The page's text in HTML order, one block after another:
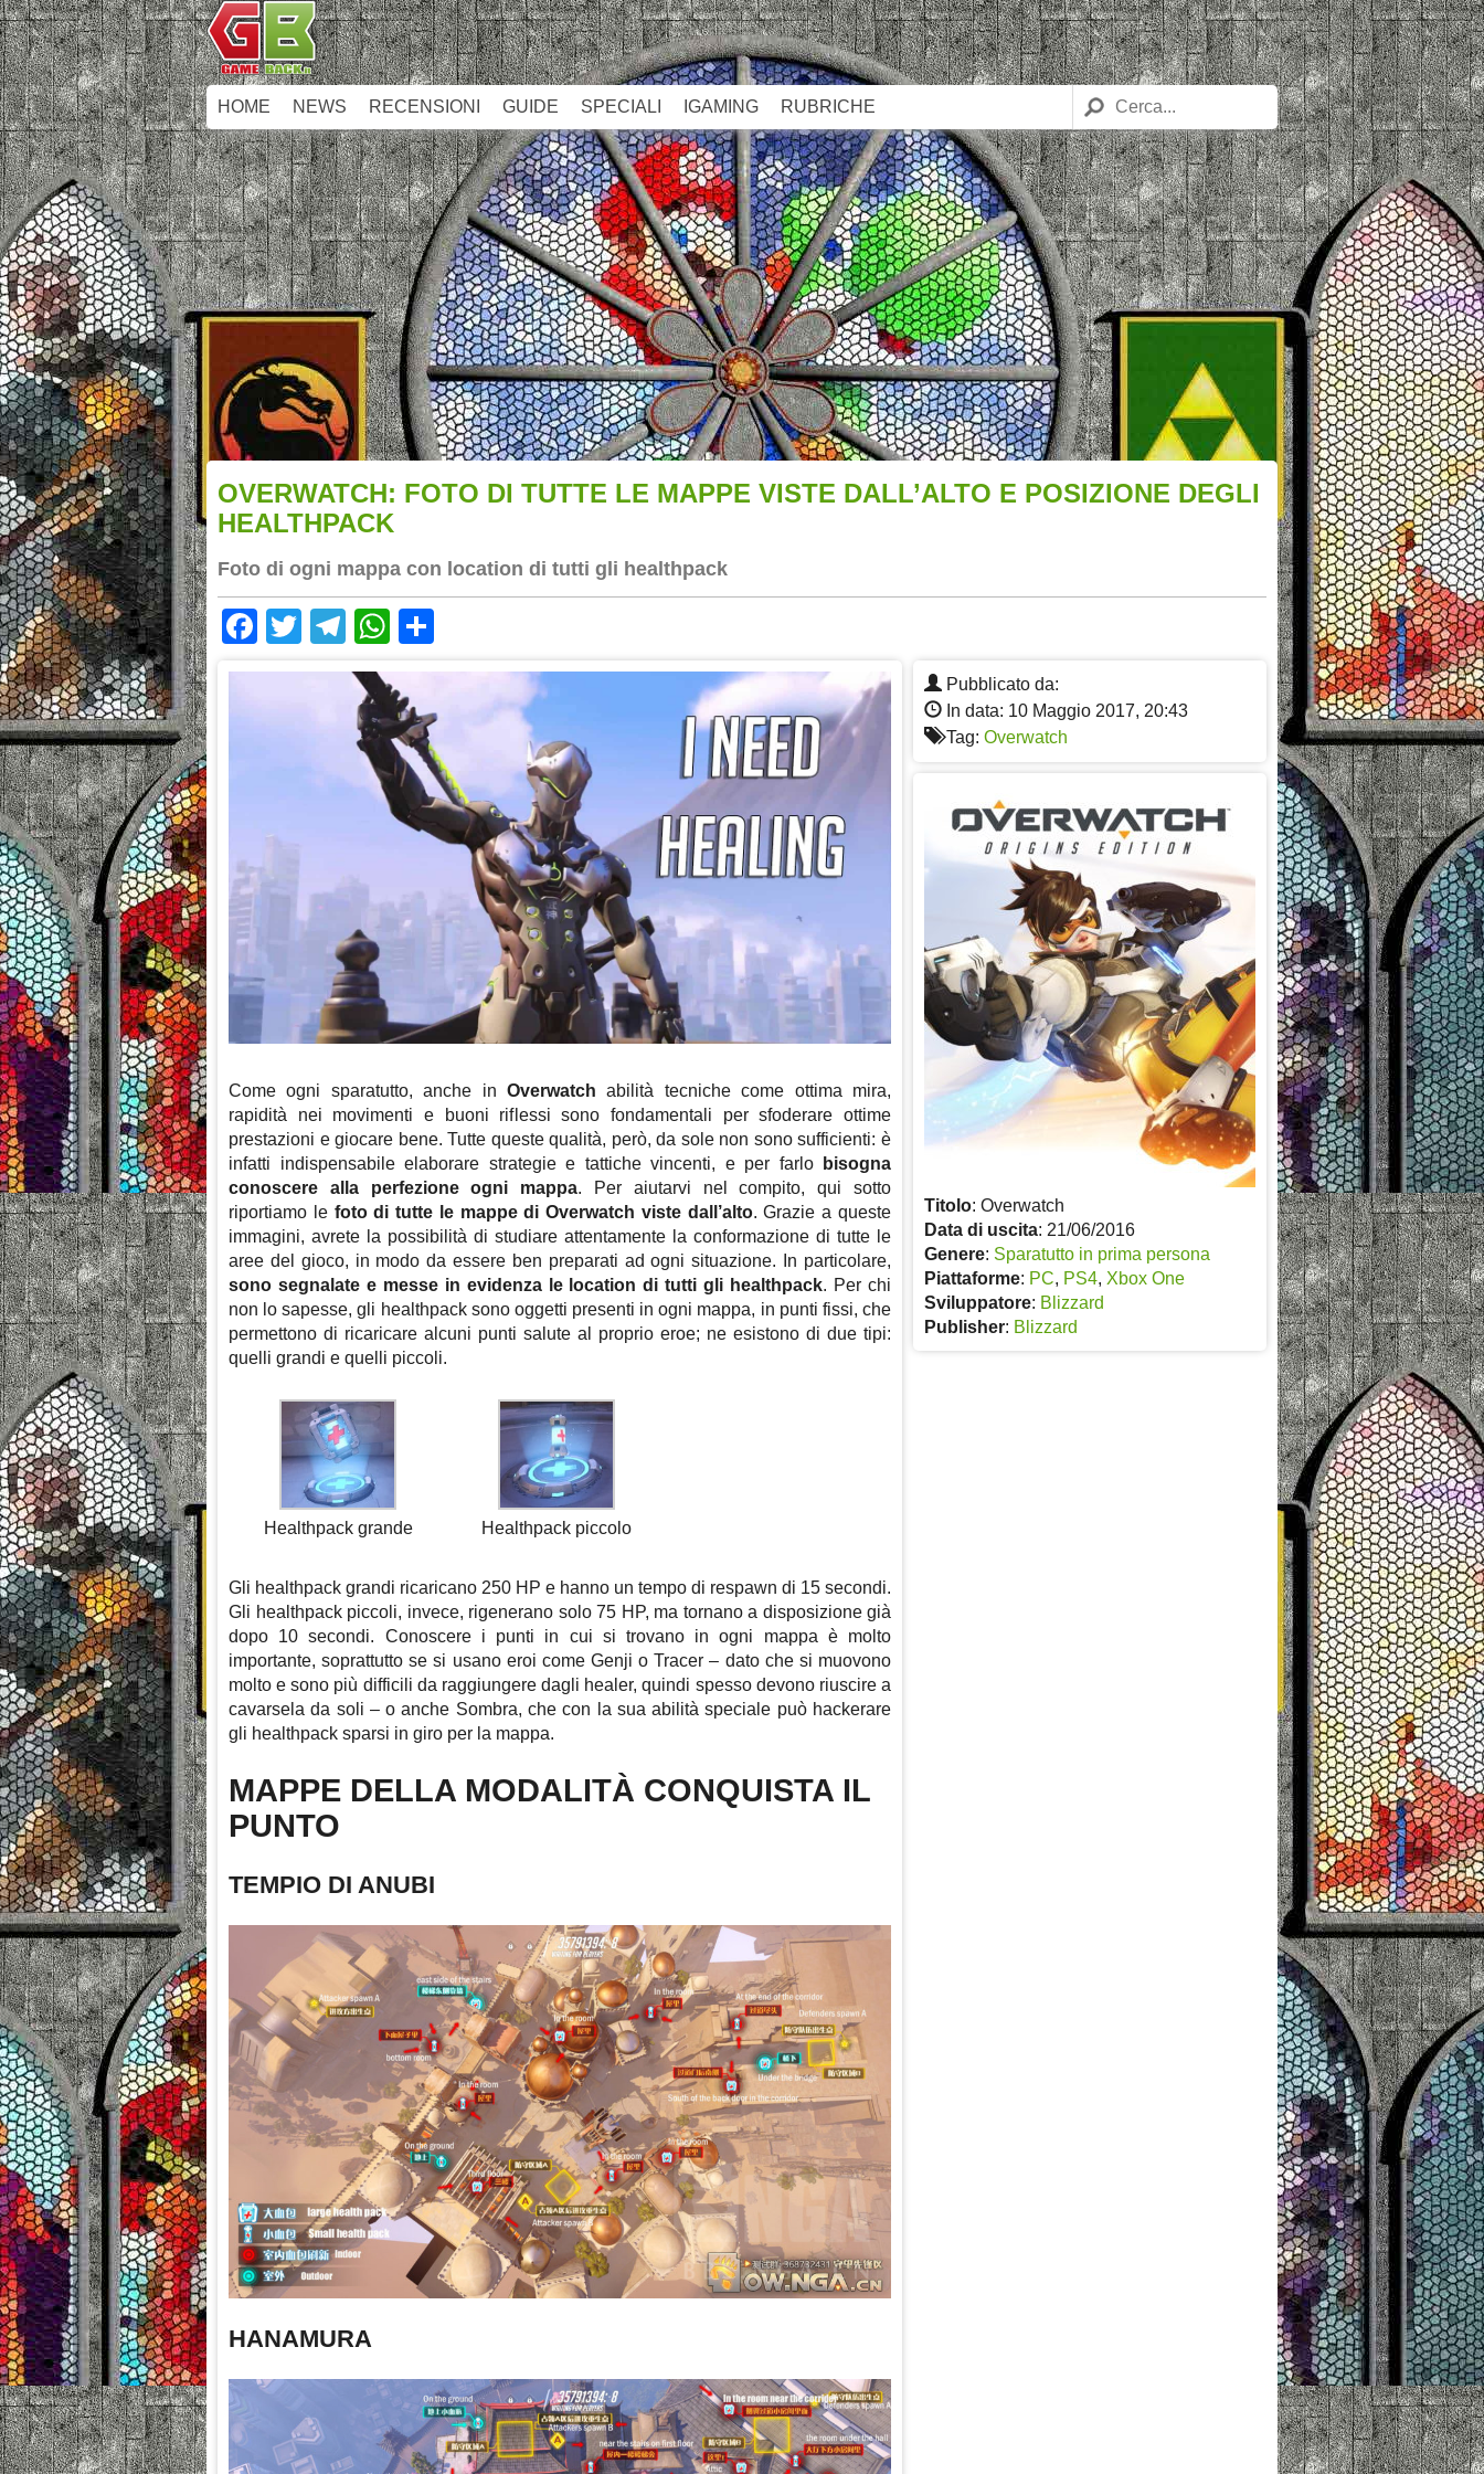
HOME NEWS RECENSIONI GUIDE SPECIALI IGAMING RUBRICHE
OVERWATCH: FOTO DI TUTTE LE MAPPE VISTE DALL’ALTO E POSIZIONE DEGLI
HEALTHPACK
Foto di ogni mappa con location di tutti gli healthpack
Facebook
TwitterTelegram
WhatsApp
Pubblicato da:
In data: 10 Maggio 2017, 20:43
Tag: Overwatch
Titolo: Overwatch
Data di uscita: 21/06/2016
Genere: Sparatutto in prima persona
Piattaforme: PC, PS4, Xbox One
Sviluppatore: Blizzard
Publisher: Blizzard
Come ogni sparatutto, anche in Overwatch abilità tecniche come ottima mira,
rapidità nei movimenti e buoni riflessi sono fondamentali per sfoderare ottime
prestazioni e giocare bene. Tutte queste qualità, però, da sole non sono sufficienti: è
infatti indispensabile elaborare strategie e tattiche vincenti, e per farlobisogna
conoscere alla perfezione ogni mappa. Per aiutarvi nel compito, qui sotto
riportiamo le foto di tutte le mappe di Overwatch viste dall’alto. Grazie a queste
immagini, avrete la possibilità di studiare attentamente la conformazione di tutte le
aree del gioco, in modo da essere ben preparati ad ogni situazione. In particolare,
sono segnalate e messe in evidenza le location di tutti gli healthpack. Per chi
non lo sapesse, gli healthpack sono oggetti presenti in ogni mappa, in punti fissi, che
permettono di ricaricare alcuni punti salute al proprio eroe; ne esistono di due tipi:
quelli grandi e quelli piccoli.
Healthpack grande Healthpack piccolo
Gli healthpack grandi ricaricano 250 HP e hanno un tempo di respawn di 15 secondi.
Gli healthpack piccoli, invece, rigenerano solo 75 HP, ma tornano a disposizione già
dopo 10 secondi. Conoscere i punti in cui si trovano in ogni mappa è molto
importante, soprattutto se si usano eroi come Genji o Tracer – dato che si muovono
molto e sono più difficili da raggiungere dagli healer, quindi spesso devono riuscire a
cavarsela da soli – o anche Sombra, che con la sua abilità speciale può hackerare
gli healthpack sparsi in giro per la mappa.
MAPPE DELLA MODALITÀ CONQUISTA IL
PUNTO
TEMPIO DI ANUBI
HANAMURA